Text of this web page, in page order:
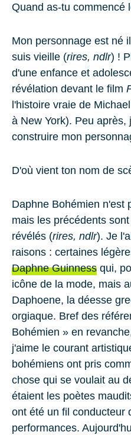
Quand as-tu commencé
Mon personnage est né
suis vieille (rires, ndlr) !
d'une enfance et
révélation devant le film
l'histoire vraie de
à New York). Peu après,
construire mon
D'où vient ton nom de
Daphne Bohémien n'est
mais les précédents
révélés (rires, ndlr). Je
raisons : certaines
Daphne Guinness qui,
icône de la mode, mais
Daphoene, la déesse
orgiaque. Bref des
Bohémien » en
j'aime le courant
bohémiens ont pris
chose qui se voulait au
étaient les poètes
ont été un fil conducteur
performances.